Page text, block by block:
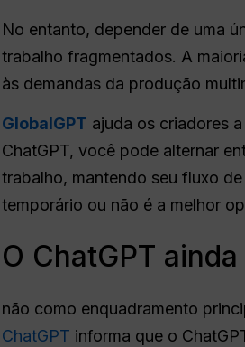
No entanto, depender de uma
trabalho fragmentados. A
às demandas da produção
GlobalGPT ajuda os criadores
ChatGPT, você pode alternar
trabalho, mantendo seu fluxo
temporário ou não é a melhor
O ChatGPT
não como enquadramento
ChatGPT informa que o